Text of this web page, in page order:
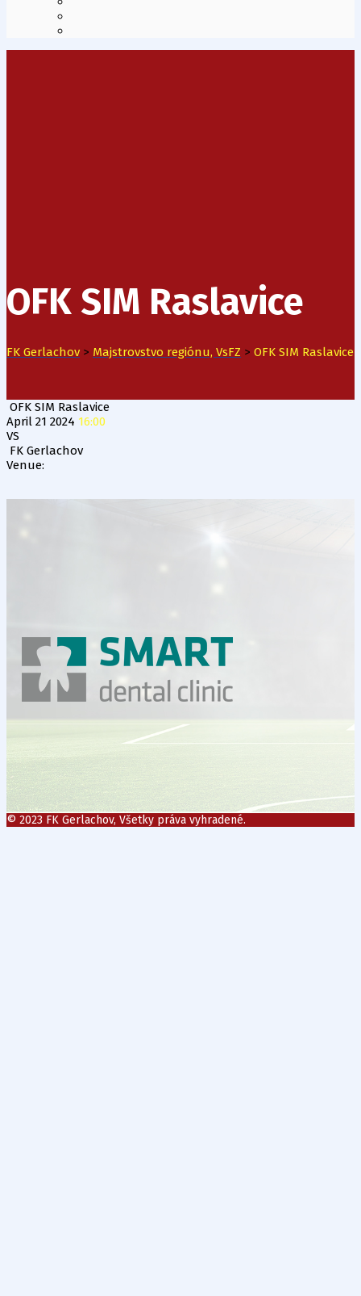
OFK SIM Raslavice
FK Gerlachov > Majstrovstvo regiónu, VsFZ > OFK SIM Raslavice
OFK SIM Raslavice
April 21 2024 16:00
VS
FK Gerlachov
Venue:
© 2023 FK Gerlachov, Všetky práva vyhradené.